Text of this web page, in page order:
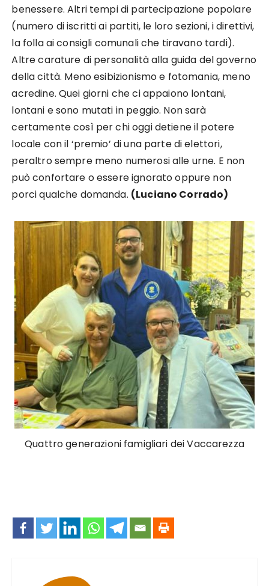
benessere. Altri tempi di partecipazione popolare
(numero di iscritti ai partiti, le loro sezioni, i direttivi,
la folla ai consigli comunali che tiravano tardi).
Altre carature di personalità alla guida del governo
della città. Meno esibizionismo e fotomania, meno
acredine. Quei giorni che ci appaiono lontani,
lontani e sono mutati in peggio. Non sarà
certamente così per chi oggi detiene il potere
locale con il ‘premio’ di una parte di elettori,
peraltro sempre meno numerosi alle urne. E non
può confortare o essere ignorato oppure non
porci qualche domanda. (Luciano Corrado)
Quattro generazioni famigliari dei Vaccarezza